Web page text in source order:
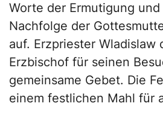
Worte der Ermutigung
Nachfolge der
auf. Erzpriester Wladislaw
Erzbischof für seinen
gemeinsame Gebet. Die
einem festlichen Mahl für